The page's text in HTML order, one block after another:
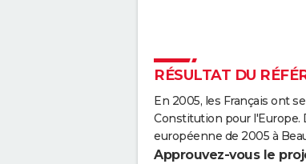
RÉSULTAT DU
En 2005, les Français ont
Constitution pour l'Europe.
européenne de 2005 à
Approuvez-vous le